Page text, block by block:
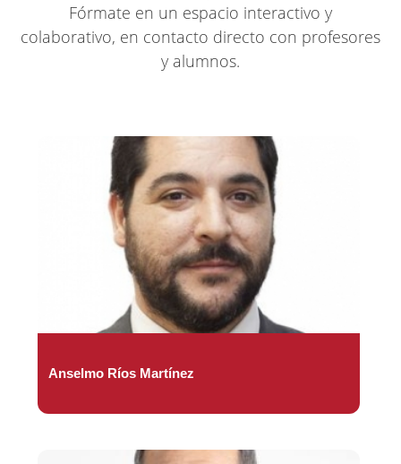
Fórmate en un espacio interactivo y
colaborativo, en contacto directo con profesores
y alumnos.
Anselmo Ríos Martínez